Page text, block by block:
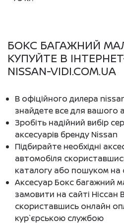
БОКС БАГАЖНИЙ
КУПУЙТЕ В
NISSAN-VIDI.COM.UA
В офіційного дилера
знайдете все для вашого
Зробіть надійний вибір
аксесуарів бренду Nissan
Підбирайте необхідні
автомобіля
каталогу або пошуком на
Аксесуар Бокс багажний
замовити на сайті Ніссан
скориставшись онлайн
кур`єрською службою